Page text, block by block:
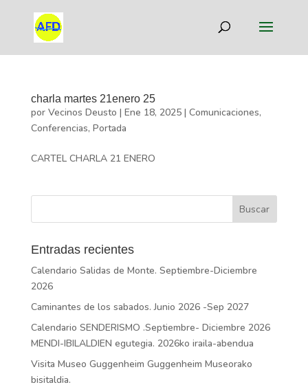
charla martes 21enero 25
por Vecinos Deusto | Ene 18, 2025| Comunicaciones,
Conferencias, Portada
CARTEL CHARLA 21 ENERO
Entradas recientes
Calendario Salidas de Monte. Septiembre-Diciembre
2026
Caminantes de los sabados. Junio 2026 -Sep 2027
Calendario SENDERISMO .Septiembre- Diciembre 2026
MENDI-IBILALDIEN egutegia. 2026ko iraila-abendua
Visita Museo Guggenheim Guggenheim Museorako
bisitaldia.